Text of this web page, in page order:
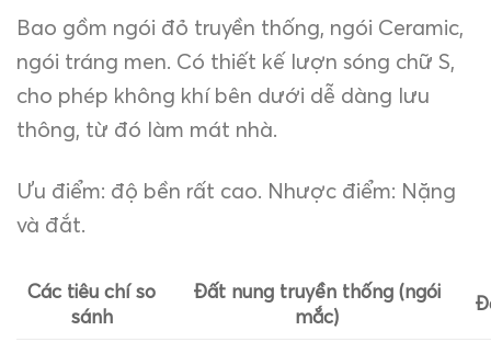
Bao gồm ngói đỏ truyền thống, ngói Ceramic,
ngói tráng men. Có thiết kế lượn sóng chữ S,
cho phép không khí bên dưới dễ dàng lưu
thông, từ đó làm mát nhà.
Ưu điểm: độ bền rất cao. Nhược điểm: Nặng
và đắt.
Các tiêu chí so
sánh
Đất nung truyền thống (ngói
mắc)